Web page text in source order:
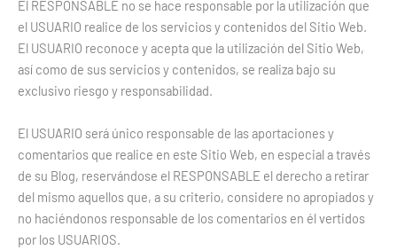
El RESPONSABLE no se hace responsable por la utilización que
el USUARIO realice de los servicios y contenidos del Sitio Web.
El USUARIO reconoce y acepta que la utilización del Sitio Web,
así como de sus servicios y contenidos, se realiza bajo su
exclusivo riesgo y responsabilidad.
El USUARIO será único responsable de las aportaciones y
comentarios que realice en este Sitio Web, en especial a través
de su Blog, reservándose el RESPONSABLE el derecho a retirar
del mismo aquellos que, a su criterio, considere no apropiados y
no haciéndonos responsable de los comentarios en él vertidos
por los USUARIOS.